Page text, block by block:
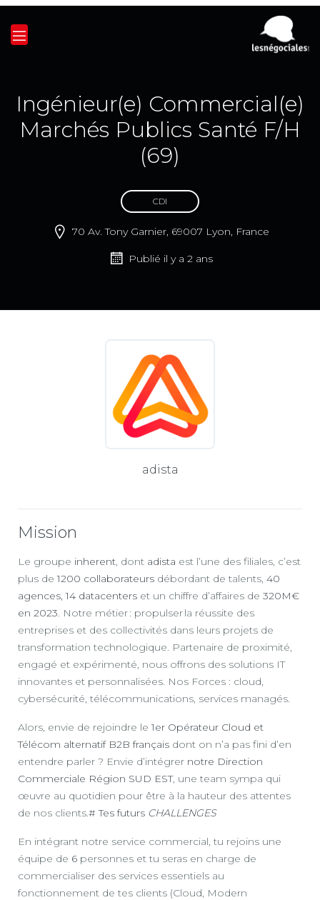
Ingénieur(e) Commercial(e)
Marchés Publics Santé F/H
(69)
CDI
70 Av. Tony Garnier, 69007 Lyon, France
Publié il y a 2 ans
adista
Mission
Le groupe inherent, dont adista est l’une des filiales, c’est
plus de1200 collaborateurs débordant de talents, 40
agences, 14 datacenters et un chiffre d’affaires de 320M€
en 2023. Notre métier : propulser la réussite des
entreprises et des collectivités dans leurs projets de
transformation technologique. Partenaire de proximité,
engagé et expérimenté, nous offrons des solutions IT
innovantes et personnalisées. Nos Forces : cloud,
cybersécurité, télécommunications, services managés.
Alors, envie de rejoindre le1er Opérateur Cloud et
Télécom alternatif B2B français dont on n’a pas fini d’en
entendre parler ? Envie d’intégrer notre Direction
Commerciale Région SUD EST, une team sympa qui
œuvre au quotidien pour être à la hauteur des attentes
de nos clients.# Tes futurs CHALLENGES
En intégrant notre service commercial, tu rejoins une
équipe de 6 personnes et tu seras en charge de
commercialiser des services essentiels au
fonctionnement de tes clients (Cloud, Modern